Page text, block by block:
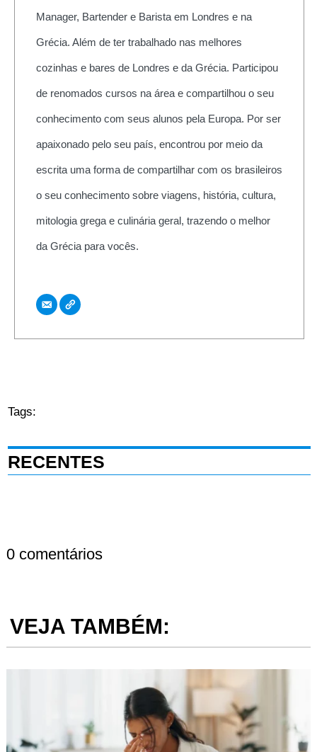
Manager, Bartender e Barista em Londres e na
Grécia. Além de ter trabalhado nas melhores
cozinhas e bares de Londres e da Grécia. Participou
de renomados cursos na área e compartilhou o seu
conhecimento com seus alunos pela Europa. Por ser
apaixonado pelo seu país, encontrou por meio da
escrita uma forma de compartilhar com os brasileiros
o seu conhecimento sobre viagens, história, cultura,
mitologia grega e culinária geral, trazendo o melhor
da Grécia para vocês.
Tags:
RECENTES
0 comentários
VEJA TAMBÉM: